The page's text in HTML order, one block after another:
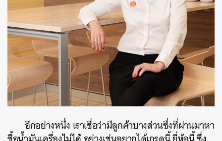
อีกอย่างหนึ่ง เราเชื่อว่ามีลูกค้าบางส่วนซึ่งที่ผ่านมาหา